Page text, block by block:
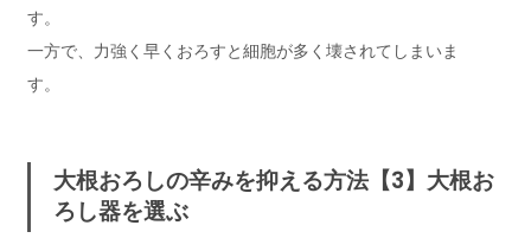
す。
一方で、力強く早くおろすと細胞が多く壊されてしまいま
す。
大根おろしの辛みを抑える方法【3】大根お
ろし器を選ぶ